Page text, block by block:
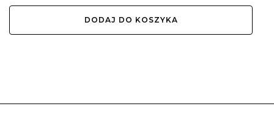
DODAJ DO KOSZYKA